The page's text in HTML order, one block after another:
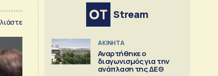
Stream
ΑΚΙΝΗΤΑ
Αναρτήθηκε ο
διαγωνισμός για την
ανάπλαση της ΔΕΘ